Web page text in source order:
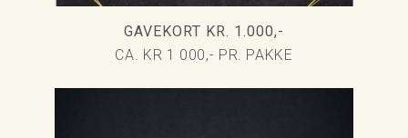
GAVEKORT KR. 1.000,-
CA. KR 1 000,- PR. PAKKE